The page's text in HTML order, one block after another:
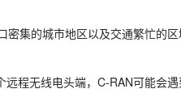
密集的城市地区以及交通繁忙的
远程无线电头端，C-RAN可能会